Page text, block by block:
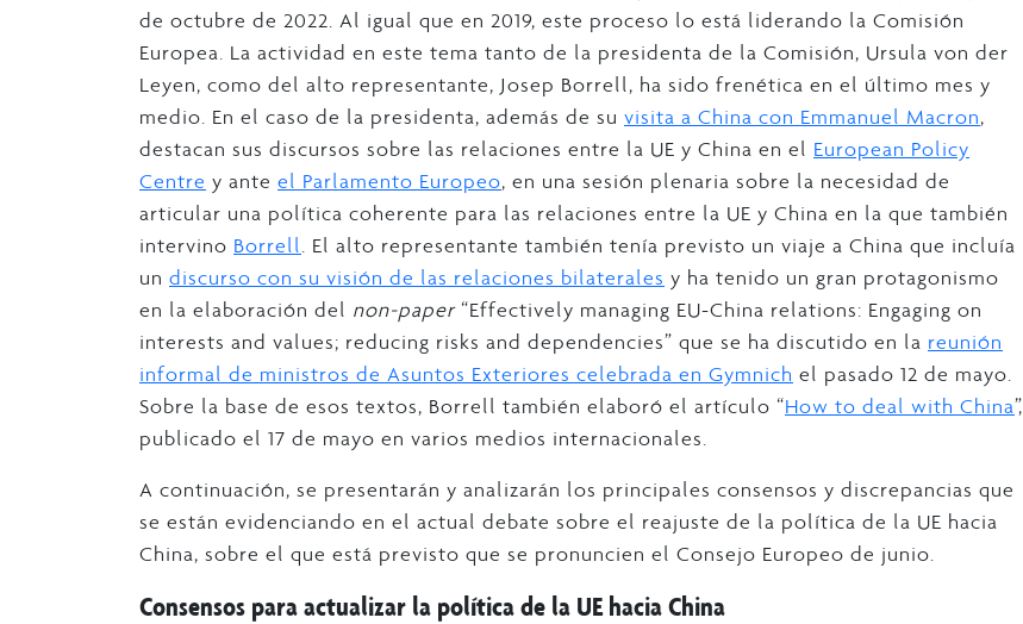
de octubre de 2022. Al igual que en 2019, este proceso lo está liderando la Comisión
Europea. La actividad en este tema tanto de la presidenta de la Comisión, Ursula von der
Leyen, como del alto representante, Josep Borrell, ha sido frenética en el último mes y
medio. En el caso de la presidenta, además de su visita a China con Emmanuel Macron,
destacan sus discursos sobre las relaciones entre la UE y China en el European Policy
Centre y ante el Parlamento Europeo, en una sesión plenaria sobre la necesidad de
articular una política coherente para las relaciones entre la UE y China en la que también
intervino Borrell. El alto representante también tenía previsto un viaje a China que incluía
un discurso con su visión de las relaciones bilaterales y ha tenido un gran protagonismo
en la elaboración del non-paper“Effectively managing EU-China relations: Engaging on
interests and values; reducing risks and dependencies” que se ha discutido en la reunión
informal de ministros de Asuntos Exteriores celebrada en Gymnich el pasado 12 de mayo.
Sobre la base de esos textos, Borrell también elaboró el artículo “How to deal with China”,
publicado el 17 de mayo en varios medios internacionales.
A continuación, se presentarán y analizarán los principales consensos y discrepancias que
se están evidenciando en el actual debate sobre el reajuste de la política de la UE hacia
China, sobre el que está previsto que se pronuncien el Consejo Europeo de junio.
Consensos para actualizar la política de la UE hacia China